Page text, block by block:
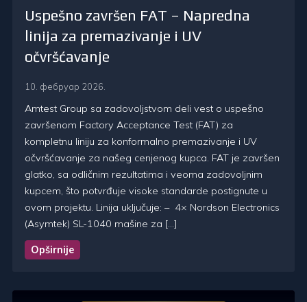
Uspešno završen FAT – Napredna
linija za premazivanje i UV
očvršćavanje
10. фебруар 2026.
Amtest Group sa zadovoljstvom deli vest o uspešno
završenom Factory Acceptance Test (FAT) za
kompletnu liniju za konformalno premazivanje i UV
očvršćavanje za našeg cenjenog kupca. FAT je završen
glatko, sa odličnim rezultatima i veoma zadovoljnim
kupcem, što potvrđuje visoke standarde postignute u
ovom projektu. Linija uključuje: – 4× Nordson Electronics
(Asymtek) SL-1040 mašine za […]
Opširnije